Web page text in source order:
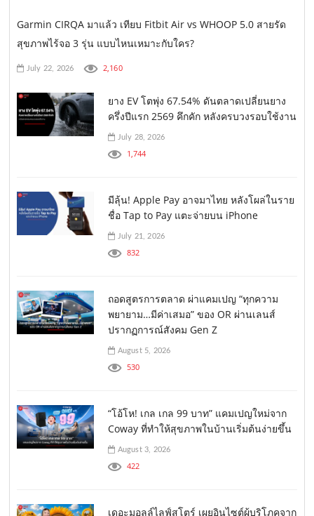
Garmin CIRQA มาแล้ว เทียบ Fitbit Air vs WHOOP 5.0 สายรัด
สุขภาพไร้จอ 3 รุ่น แบบไหนเหมาะกับใคร?
July 22, 2026 2,160
ยาง EV โตพุ่ง 67.54% ดันตลาดเปลี่ยนยาง
ครึ่งปีแรก 2569 คึกคัก หลังครบวงรอบใช้งาน
July 28, 2026
1,744
มีลุ้น! Apple Pay อาจมาไทย หลังโผล่ในราย
ชื่อ Tap to Pay แตะจ่ายบน iPhone
July 21, 2026
832
ถอดสูตรการตลาด ผ่าแคมเปญ “ทุกความ
พยายาม…มีค่าเสมอ” ของ OR ผ่านเลนส์
ปรากฏการณ์สังคม Gen Z
August 5, 2026
530
“โอ้โห! เกล เกล 99 บาท” แคมเปญใหม่จาก
Coway ที่ทำให้สุขภาพในบ้านเริ่มต้นง่ายขึ้น
August 3, 2026
422
เดอะมอลล์ไลฟ์สโตร์ เผยอินไซต์ผู้บริโภคจาก